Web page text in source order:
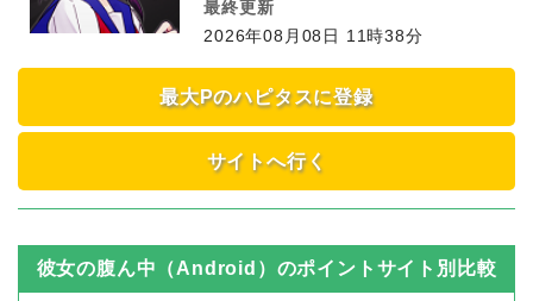
最終更新
2026年08月08日 11時38分
最大Pのハピタスに登録
サイトへ行く
彼女の腹ん中（Android） のポイントサイト別比較